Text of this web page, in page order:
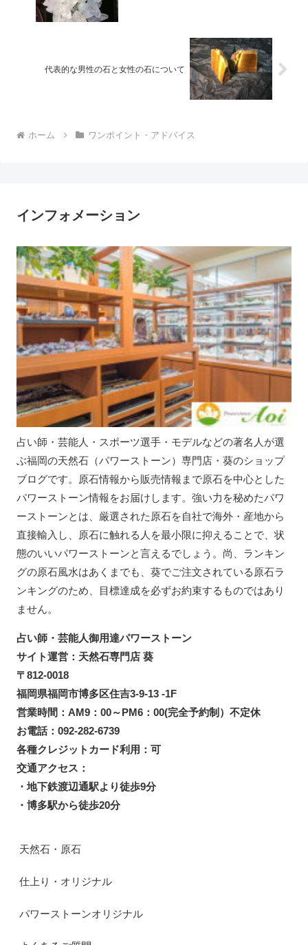
代表的な男性の石と女性の石について
ホーム ワンポイント・アドバイス
インフォメーション
占い師・芸能人・スポーツ選手・モデルなどの著名人が選
ぶ福岡の天然石（パワーストーン）専門店・葵のショップ
ブログです。原石情報から販売情報まで原石を中心とした
パワーストーン情報をお届けします。強い力を秘めたパワ
ーストーンとは、厳選された原石を自社で海外・産地から
直接輸入し、原石に触れる人を最小限に抑えることで、状
態のいいパワーストーンと言えるでしょう。尚、ランキン
グの原石風水はあくまでも、葵でご注文されている原石ラ
ンキングのため、目標達成を必ずお約束するものではあり
ません。
占い師・芸能人御用達パワーストーン
サイト運営：天然石専門店 葵
〒812-0018
福岡県福岡市博多区住吉3-9-13 -1F
営業時間：AM9：00～PM6：00(完全予約制）不定休
お電話：092-282-6739
各種クレジットカード利用：可
交通アクセス：
・地下鉄渡辺通駅より徒歩9分
・博多駅から徒歩20分
天然石・原石
仕上り・オリジナル
パワーストーンオリジナル